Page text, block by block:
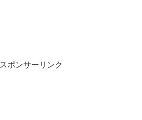
スポンサーリンク